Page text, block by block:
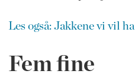
Les også: Jakkene vi vil
Fem fine